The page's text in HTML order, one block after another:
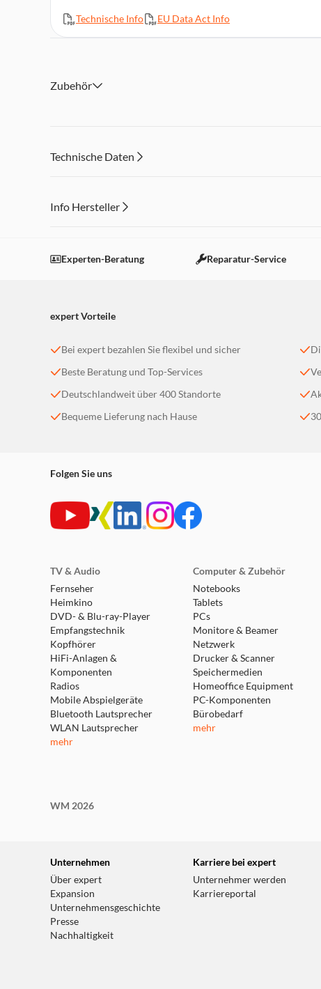
Bis zu 40 min. Laufzeit
Inklusive UltimatePower Multi-Bodendüse und PetPro+
Winkelaufsatz mit Staubbürste, zusätzlicher E10
Technische Info EU Data Act Info
Zubehör
Technische Daten
Info Hersteller
Einstellungen anpassen
Experten-Beratung Reparatur-Service
expert Vorteile
Bei expert bezahlen Sie flexibel und sicher
Beste Beratung und Top-Services
Deutschlandweit über 400 Standorte
Bequeme Lieferung nach Hause
Folgen Sie uns
TV & Audio
Fernseher
Heimkino
DVD- & Blu-ray-Player
Empfangstechnik
Kopfhörer
HiFi-Anlagen &
Komponenten
Radios
Mobile Abspielgeräte
Bluetooth Lautsprecher
WLAN Lautsprecher
mehr
Computer & Zubehör
Notebooks
Tablets
PCs
Monitore & Beamer
Netzwerk
Drucker & Scanner
Speichermedien
Homeoffice Equipment
PC-Komponenten
Bürobedarf
mehr
WM 2026
Unternehmen
Über expert
Expansion
Unternehmensgeschichte
Presse
Nachhaltigkeit
Karriere bei expert
Unternehmer werden
Karriereportal